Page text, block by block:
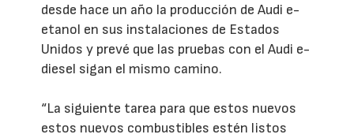
desde hace un año la producción de Audi e-
etanol en sus instalaciones de Estados
Unidos y prevé que las pruebas con el Audi e-
diesel sigan el mismo camino.
“La siguiente tarea para que estos nuevos
estos nuevos combustibles estén listos